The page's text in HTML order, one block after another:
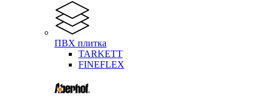
ПВХ плитка
TARKETT
FINEFLEX